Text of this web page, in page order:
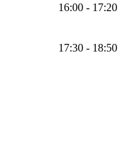
16:00 - 17:20
17:30 - 18:50